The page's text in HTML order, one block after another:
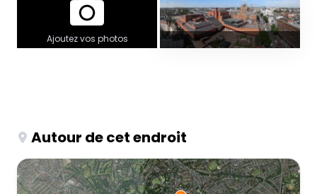
Ajoutez vos photos
Autour de cet endroit